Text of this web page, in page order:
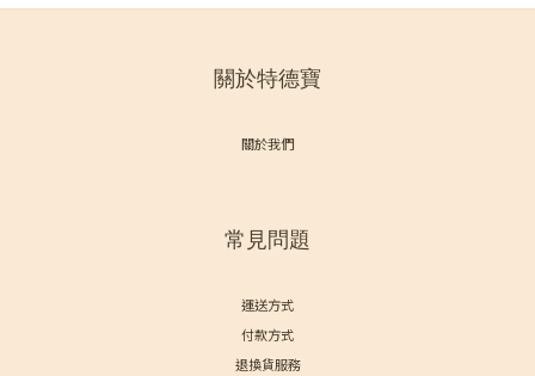
關於特德寶
關於我們
常見問題
運送方式
付款方式
退換貨服務